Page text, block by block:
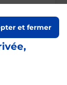
et fermer